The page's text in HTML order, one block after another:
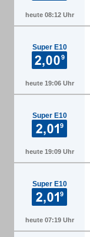
heute 08:12 Uhr
Super E10
heute 19:06 Uhr
Super E10
heute 19:09 Uhr
Super E10
heute 07:19 Uhr